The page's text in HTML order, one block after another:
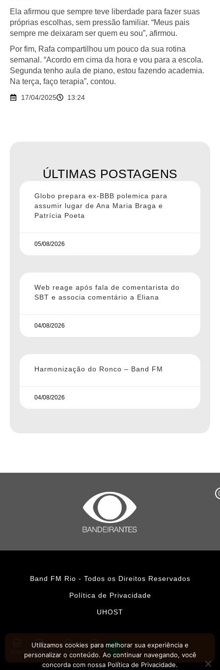
Ela afirmou que sempre teve liberdade para fazer suas
próprias escolhas, sem pressão familiar. “Meus pais
sempre me deixaram ser quem eu sou”, afirmou.
Por fim, Rafa compartilhou um pouco da sua rotina
semanal. “Acordo em cima da hora e vou para a escola.
Segunda tenho aula de piano, estou fazendo academia.
Na terça, faço terapia”, contou.
17/04/2025 13:24
ÚLTIMAS POSTAGENS
Globo prepara ex-BBB polemica para
assumir lugar de Ana Maria Braga e
Patrícia Poeta
05/08/2026
Web reage após fala de comentarista do
SBT e associa comentário a Eliana
04/08/2026
Harmonização do Ronco – Band FM
04/08/2026
Band FM Rio - Todos os Direitos Reservados
Política de Privacidade
UHOST
PROMOÇÕESAPLICATIVOS CONTATO
Utilizamos cookies para melhorar sua experiência e
personalizar o conteúdo. Ao continuar navegando, você
concorda com nossa Política de Privacidade.